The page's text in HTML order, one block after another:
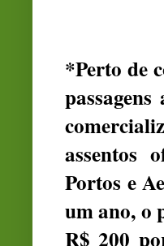
*Perto de
assentos
Portos e
um ano, o
R$ 200